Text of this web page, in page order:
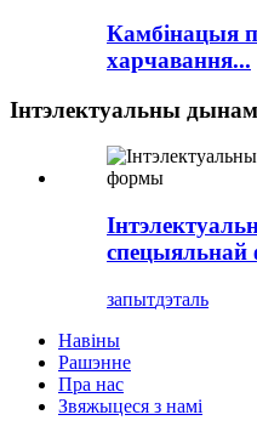
Камбінацыя
харчавання...
Інтэлектуальны
запытдэталь
Навіны
Рашэнне
Пра нас
Звяжыцеся з намі